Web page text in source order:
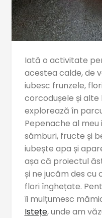
Iată o activitate
acestea calde, de
iubesc frunzele,
corcodușele și alte
explorează în
Pepenache al
sâmburi, fructe și
iubește apa și
așa că proiectul
și ne jucăm des cu
flori înghețate.
îi mulțumesc
Istețe, unde am